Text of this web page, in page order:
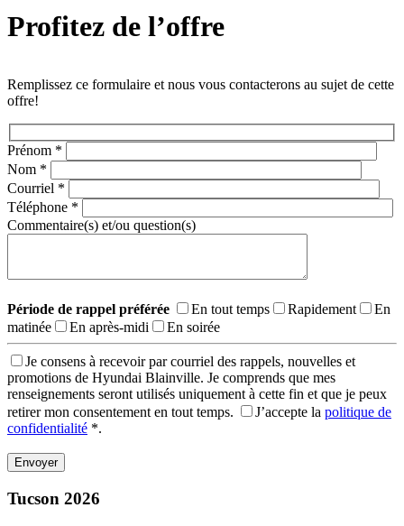
Profitez de l’offre
Remplissez ce formulaire et nous vous contacterons au sujet de cette
offre!
Prénom *
Nom *
Courriel *
Téléphone *
Commentaire(s) et/ou question(s)
Période de rappel préférée En tout temps Rapidement
En
matinée
En après-midi En soirée
Je consens à recevoir par courriel des rappels, nouvelles et
promotions de Hyundai Blainville. Je comprends que mes
renseignements seront utilisés uniquement à cette fin et que je peux
retirer mon consentement en tout temps.
J’accepte la politique de
confidentialité *.
Tucson 2026